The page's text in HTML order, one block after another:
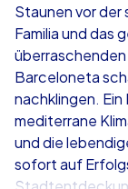
Barcelona
1,5-3,0 h
Staunen vor
Familia und das
Barceloneta
nachklingen.
mediterrane
und die
sofort auf